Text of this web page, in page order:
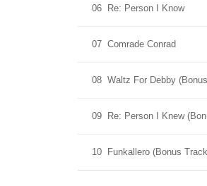
06 Re: Person I Know
07 Comrade Conrad
08 Waltz For Debby
09 Re: Person I Knew
10 Funkallero (Bonus